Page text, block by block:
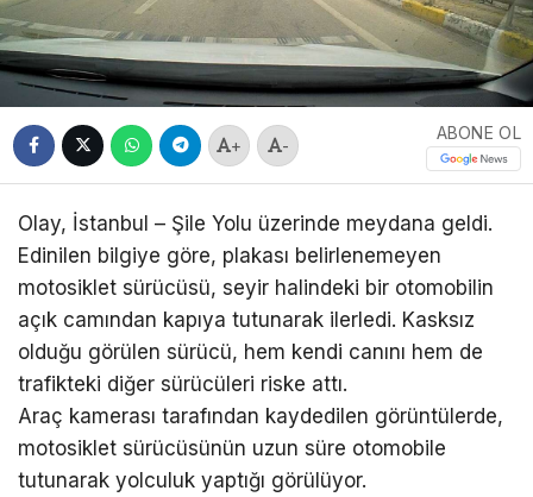
+ -
ABONE OL
Olay, İstanbul – Şile Yolu üzerinde meydana geldi.
Edinilen bilgiye göre, plakası belirlenemeyen
motosiklet sürücüsü, seyir halindeki bir otomobilin
açık camından kapıya tutunarak ilerledi. Kasksız
olduğu görülen sürücü, hem kendi canını hem de
trafikteki diğer sürücüleri riske attı.
Araç kamerası tarafından kaydedilen görüntülerde,
motosiklet sürücüsünün uzun süre otomobile
tutunarak yolculuk yaptığı görülüyor.